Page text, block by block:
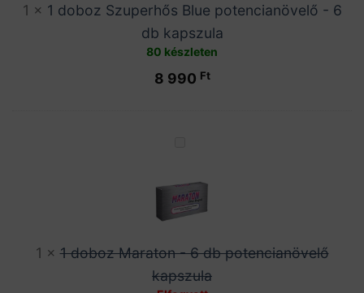
6
db
kapszula
1 × 1 doboz Szuperhős Blue potencianövelő - 6
db kapszula
80 készleten
8 990 Ft
Maraton
-
6
potencianövelő
kapszula
1 ×1 doboz Maraton - 6 db potencianövelő
kapszula